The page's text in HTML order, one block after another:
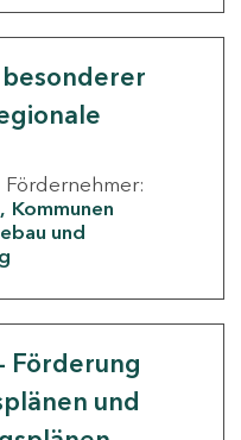
Fördernehmer:
Kommunen
und
Förderung
und